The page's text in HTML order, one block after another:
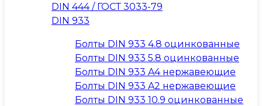
DIN 444 / ГОСТ 3033-79
DIN 933
Болты DIN 933 4.8 оцинкованные
Болты DIN 933 5.8 оцинкованные
Болты DIN 933 A4 нержавеющие
Болты DIN 933 A2 нержавеющие
Болты DIN 933 10.9 оцинкованные